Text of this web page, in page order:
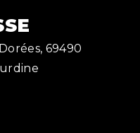
69490